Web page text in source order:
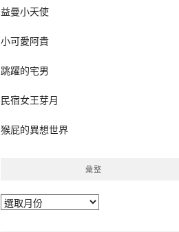
益曼小天使
小可愛阿貴
跳躍的宅男
民宿女王芽月
猴屁的異想世界
彙整
彙